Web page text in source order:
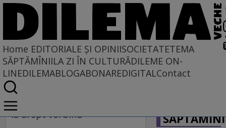
Home EDITORIALE ȘI OPINIISOCIETATETEMA
SĂPTĂMÎNIILA ZI ÎN CULTURĂDILEME ON-
LINEDILEMABLOGABONAREDIGITALContact
Home
EDITORIALE ȘI OPINII
TÎLC SHOW
la drept vorbind